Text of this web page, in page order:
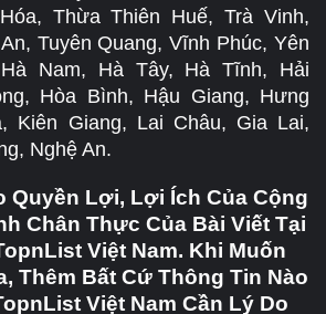
Thừa Thiên Huế, Trà Vinh,
Tuyên Quang, Vĩnh Phúc, Yên
Nam, Hà Tây, Hà Tĩnh, Hải
Hòa Bình, Hậu Giang, Hưng
Kiên Giang, Lai Châu, Gia Lai,
Nghệ An.
Quyền Lợi, Lợi Ích Của Cộng
Chân Thực Của Bài Viết Tại
Việt Nam. Khi Muốn
Thêm Bất Cứ Thông Tin Nào
Việt Nam Cần Lý Do